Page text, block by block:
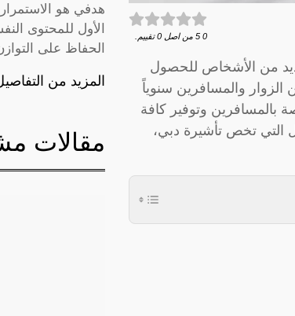
0
5 من اصل 0 تقييم.
من الأشخاص للحصول
الزوار والمسافرين سنوياً
بالمسافرين وتوفير كافة
التي تخص تأشيرة دبي،
هدفي هو
الأول للمحتوى
الحفاظ على
المزيد من
مقالات